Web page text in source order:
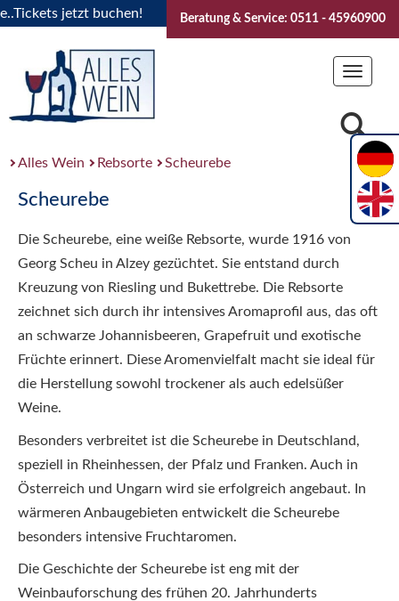
jetzt buchen! "Das Sommerfest 2026" Vive la
Beratung & Service: 0511 - 45960900
Toggle
Alles Wein Rebsorte Scheurebe
Scheurebe
Die Scheurebe, eine weiße Rebsorte, wurde 1916 von
Georg Scheu in Alzey gezüchtet. Sie entstand durch
Kreuzung von Riesling und Bukettrebe. Die Rebsorte
zeichnet sich durch ihr intensives Aromaprofil aus, das oft
an schwarze Johannisbeeren, Grapefruit und exotische
Früchte erinnert. Diese Aromenvielfalt macht sie ideal für
die Herstellung sowohl trockener als auch edelsüßer
Weine.
Besonders verbreitet ist die Scheurebe in Deutschland,
speziell in Rheinhessen, der Pfalz und Franken. Auch in
Österreich und Ungarn wird sie erfolgreich angebaut. In
wärmeren Anbaugebieten entwickelt die Scheurebe
besonders intensive Fruchtaromen.
Die Geschichte der Scheurebe ist eng mit der
Weinbauforschung des frühen 20. Jahrhunderts